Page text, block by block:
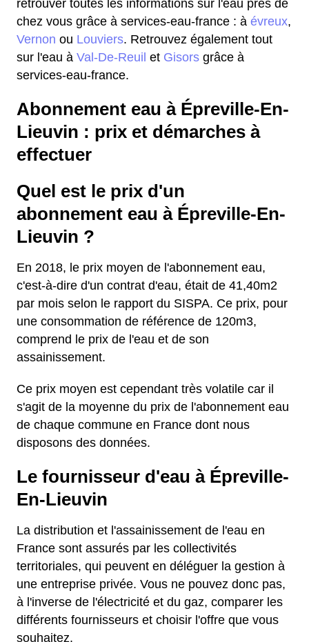
retrouver toutes les informations sur l'eau près de
chez vous grâce à services-eau-france : à évreux,
Vernon ou Louviers. Retrouvez également tout
sur l'eau à Val-De-Reuil et Gisors grâce à
services-eau-france.
Abonnement eau à Épreville-En-
Lieuvin : prix et démarches à
effectuer
Quel est le prix d'un
abonnement eau à Épreville-En-
Lieuvin ?
En 2018, le prix moyen de l'abonnement eau,
c'est-à-dire d'un contrat d'eau, était de 41,40m2
par mois selon le rapport du SISPA. Ce prix, pour
une consommation de référence de 120m3,
comprend le prix de l'eau et de son
assainissement.
Ce prix moyen est cependant très volatile car il
s'agit de la moyenne du prix de l'abonnement eau
de chaque commune en France dont nous
disposons des données.
Le fournisseur d'eau à Épreville-
En-Lieuvin
La distribution et l'assainissement de l'eau en
France sont assurés par les collectivités
territoriales, qui peuvent en déléguer la gestion à
une entreprise privée. Vous ne pouvez donc pas,
à l'inverse de l'électricité et du gaz, comparer les
différents fournisseurs et choisir l'offre que vous
souhaitez.